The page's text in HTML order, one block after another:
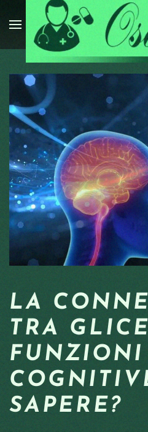
Passa al contenuto principale
LA
TRA
FUNZIONI
SAPERE?